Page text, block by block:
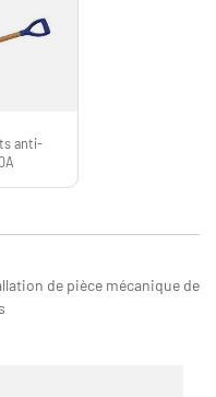
anti-
de pièce mécanique de